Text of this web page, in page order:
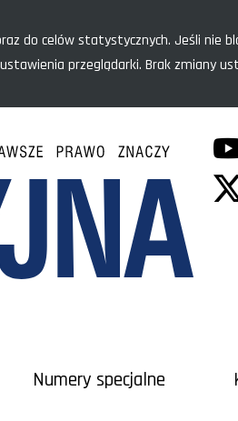
do celów statystycznych. Jeśli nie
przeglądarki. Brak zmiany
Numery specjalne